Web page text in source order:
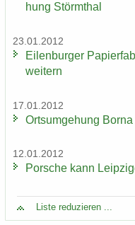
hung Störm­thal
23.01.2012
Ei­len­bur­ger
wei­tern
17.01.2012
Orts­um­ge­hung Borna
12.01.2012
Por­sche kann
Liste re­du­zie­ren ...